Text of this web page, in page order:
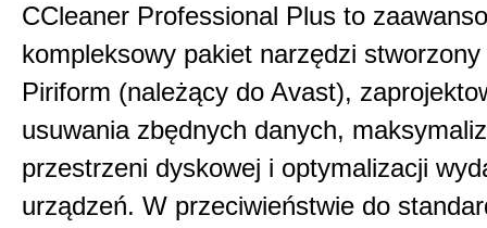
CCleaner Professional Plus to
kompleksowy pakiet narzędzi
Piriform (należący do Avast),
usuwania zbędnych danych,
przestrzeni dyskowej i optymalizacji
urządzeń. W przeciwieństwie do